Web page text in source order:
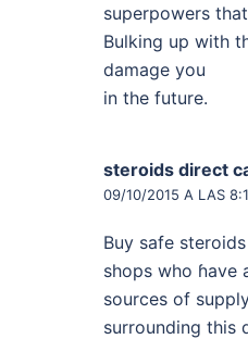
superpowers
Bulking up with
damage you
in the future.
steroids direct
09/10/2015 A LAS
Βuy safe
ѕhops who ɦave
sources of
surrounding this